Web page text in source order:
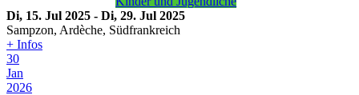
Di, 15. Jul 2025 - Di, 29. Jul 2025
Sampzon, Ardèche, Südfrankreich
+ Infos
30
Jan
2026